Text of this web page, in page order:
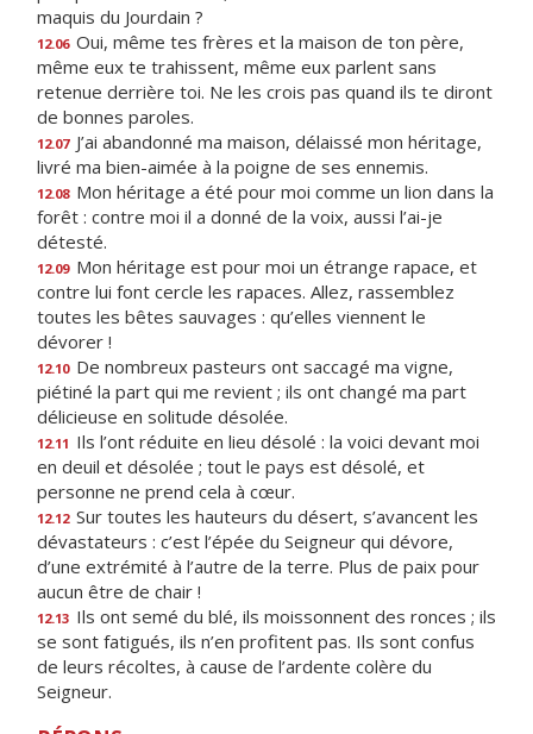
maquis du Jourdain ?
12.06 Oui, même tes frères et la maison de ton père,
même eux te trahissent, même eux parlent sans
retenue derrière toi. Ne les crois pas quand ils te diront
de bonnes paroles.
12.07 J’ai abandonné ma maison, délaissé mon héritage,
livré ma bien-aimée à la poigne de ses ennemis.
12.08 Mon héritage a été pour moi comme un lion dans la
forêt : contre moi il a donné de la voix, aussi l’ai-je
détesté.
12.09 Mon héritage est pour moi un étrange rapace, et
contre lui font cercle les rapaces. Allez, rassemblez
toutes les bêtes sauvages : qu’elles viennent le
dévorer !
12.10 De nombreux pasteurs ont saccagé ma vigne,
piétiné la part qui me revient ; ils ont changé ma part
délicieuse en solitude désolée.
12.11 Ils l’ont réduite en lieu désolé : la voici devant moi
en deuil et désolée ; tout le pays est désolé, et
personne ne prend cela à cœur.
12.12 Sur toutes les hauteurs du désert, s’avancent les
dévastateurs : c’est l’épée du Seigneur qui dévore,
d’une extrémité à l’autre de la terre. Plus de paix pour
aucun être de chair !
12.13 Ils ont semé du blé, ils moissonnent des ronces ; ils
se sont fatigués, ils n’en profitent pas. Ils sont confus
de leurs récoltes, à cause de l’ardente colère du
Seigneur.